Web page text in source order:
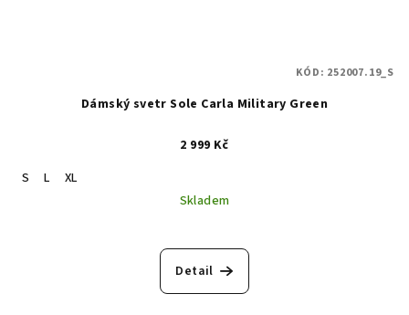
Dámský svetr Sole Carla Military Green
2 999 Kč
S
L
XL
Skladem
Detail
KÓD: 252007.19_S